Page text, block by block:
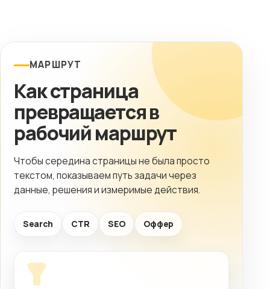
МАРШРУТ
Как страница
превращается в
рабочий маршрут
Чтобы середина страницы не была просто
текстом, показываем путь задачи через
данные, решения и измеримые действия.
Search CTR SEO Оффер